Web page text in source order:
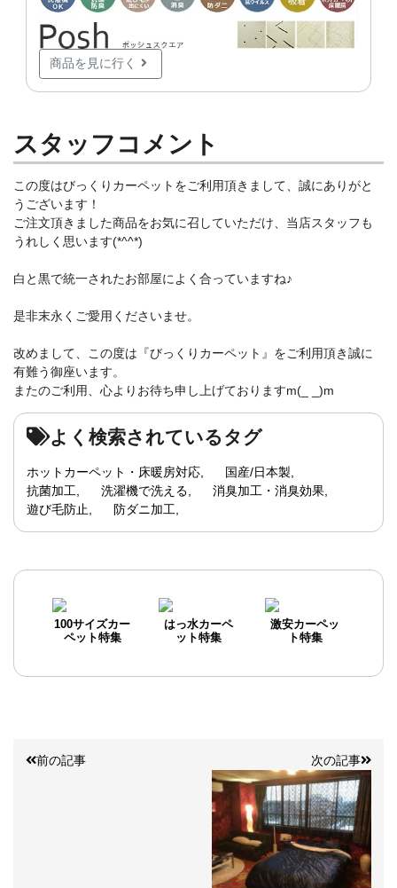
商品を見に行く
スタッフコメント
この度はびっくりカーペットをご利用頂きまして、誠にありがと
うございます！
ご注文頂きました商品をお気に召していただけ、当店スタッフも
うれしく思います(*^^*)
白と黒で統一されたお部屋によく合っていますね♪
是非末永くご愛用くださいませ。
改めまして、この度は『びっくりカーペット』をご利用頂き誠に
有難う御座います。
またのご利用、心よりお待ち申し上げておりますm(_ _)m
よく検索されているタグ
ホットカーペット・床暖房対応
国産/日本製
抗菌加工
洗濯機で洗える
消臭加工・消臭効果
遊び毛防止
防ダニ加工
100サイズカー
ペット特集
はっ水カーペ
ット特集
激安カーペッ
ト特集
前の記事 次の記事